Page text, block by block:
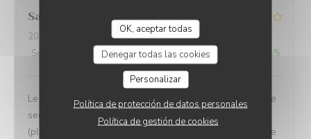
OK, aceptar todas
Denegar todas las cookies
Personalizar
Política de protección de datos personales
Política de gestión de cookies
Sandrine
2026-08-01
- 20:00 - Invitados 5
Servicio
Ambiente: 5/5 Menú: 2/5 Calidad / Precio /5
Le cadre est magnifique, dehors comme à l'intérieur et le
service est attentionné. Toutefois, la cuisine n'est pas
(plus) à la hauteur et nous avons eu des changement de